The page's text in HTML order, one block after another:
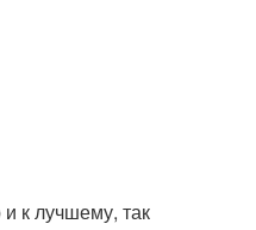
к лучшему, так